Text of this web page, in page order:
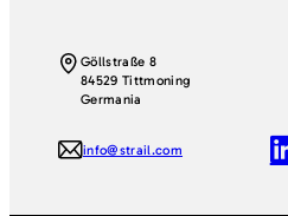
Göllstraße 8
84529 Tittmoning
Germania
info@strail.com